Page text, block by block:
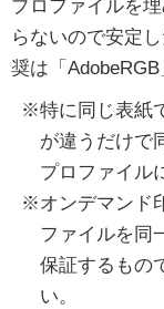
プロファイルを
らないので安定
奨は「AdobeRGB
特に同じ表紙
が違うだけで
プロファイル
オンデマンド
ファイルを同
保証するもの
い。